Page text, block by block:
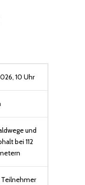
10 Uhr
und
bei 112
Teilnehmer